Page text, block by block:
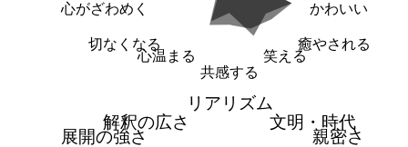
かわいい
癒やされる
笑える
共感する
心温まる
切なくなる
心がざわめく
リアリズム
文明・時代
親密さ
展開の強さ
解釈の広さ